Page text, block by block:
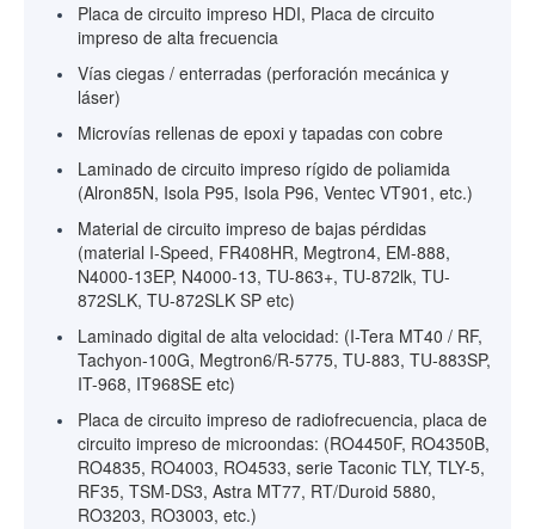
Placa de circuito impreso HDI, Placa de circuito
impreso de alta frecuencia
Vías ciegas / enterradas (perforación mecánica y
láser)
Microvías rellenas de epoxi y tapadas con cobre
Laminado de circuito impreso rígido de poliamida
(Alron85N, Isola P95, Isola P96, Ventec VT901, etc.)
Material de circuito impreso de bajas pérdidas
(material I-Speed, FR408HR, Megtron4, EM-888,
N4000-13EP, N4000-13, TU-863+, TU-872lk, TU-
872SLK, TU-872SLK SP etc)
Laminado digital de alta velocidad: (I-Tera MT40 / RF,
Tachyon-100G, Megtron6/R-5775, TU-883, TU-883SP,
IT-968, IT968SE etc)
Placa de circuito impreso de radiofrecuencia, placa de
circuito impreso de microondas: (RO4450F, RO4350B,
RO4835, RO4003, RO4533, serie Taconic TLY, TLY-5,
RF35, TSM-DS3, Astra MT77, RT/Duroid 5880,
RO3203, RO3003, etc.)